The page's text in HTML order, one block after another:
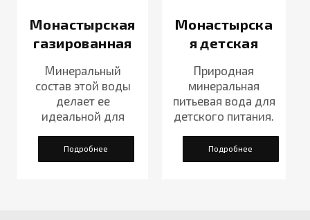
Монастырская
газированная
Минеральный
состав этой воды
делает ее
идеальной для
употребления.
Подробнее
Монастырска
я детская
Природная
минеральная
питьевая вода для
детского питания.
Подробнее